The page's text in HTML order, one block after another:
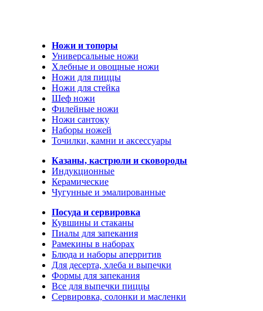
Ножи и топоры
Универсальные ножи
Хлебные и овощные ножи
Ножи для пиццы
Ножи для стейка
Шеф ножи
Филейные ножи
Ножи сантоку
Наборы ножей
Точилки, камни и аксессуары
Казаны, кастрюли и сковороды
Индукционные
Керамические
Чугунные и эмалированные
Посуда и сервировка
Кувшины и стаканы
Пиалы для запекания
Рамекины в наборах
Блюда и наборы аперритив
Для десерта, хлеба и выпечки
Формы для запекания
Все для выпечки пиццы
Сервировка, солонки и масленки